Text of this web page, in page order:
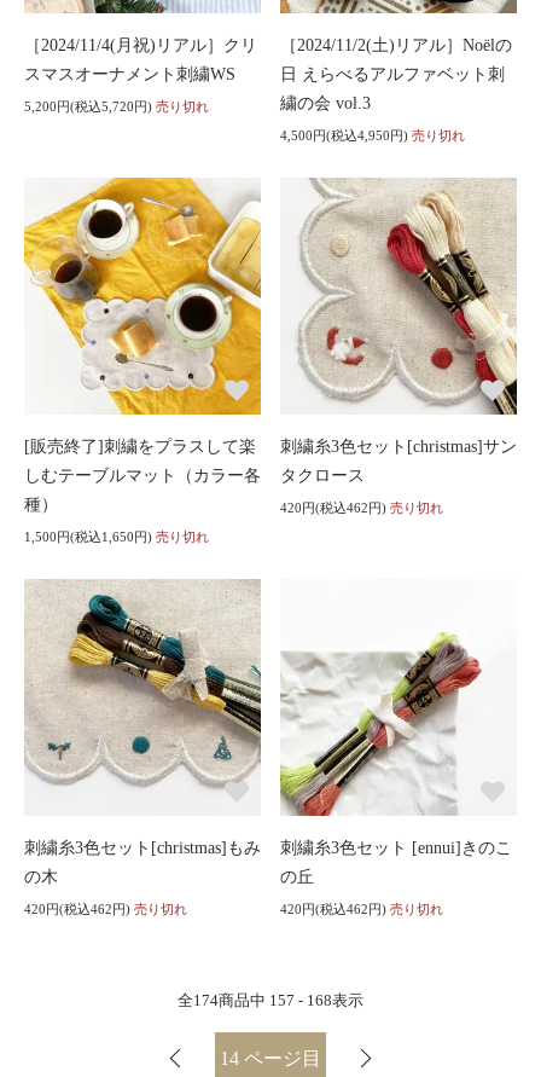
［2024/11/4(月祝)リアル］クリ
スマスオーナメント刺繍WS
5,200円(税込5,720円) 売り切れ
［2024/11/2(土)リアル］Noëlの
日 えらべるアルファベット刺
繍の会 vol.3
4,500円(税込4,950円) 売り切れ
[販売終了]刺繍をプラスして楽
しむテーブルマット（カラー各
種）
1,500円(税込1,650円) 売り切れ
刺繍糸3色セット[christmas]サン
タクロース
420円(税込462円) 売り切れ
刺繍糸3色セット[christmas]もみ
の木
420円(税込462円) 売り切れ
刺繍糸3色セット [ennui]きのこ
の丘
420円(税込462円) 売り切れ
全174商品中 157 - 168表示
14 ページ目